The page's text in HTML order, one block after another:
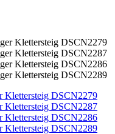
Klettersteig DSCN2279
Klettersteig DSCN2287
Klettersteig DSCN2286
Klettersteig DSCN2289